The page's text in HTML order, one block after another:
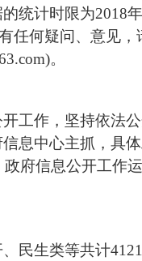
统计时限为2018
任何疑问、意见
。
工作，坚持依法
息中心主抓，具
府信息公开工作
民生类等共计